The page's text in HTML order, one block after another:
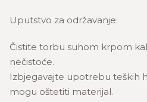
Uputstvo za održavanje:
Čistite torbu suhom krpom
nečistoće.
Izbjegavajte upotrebu teških
mogu oštetiti materijal.